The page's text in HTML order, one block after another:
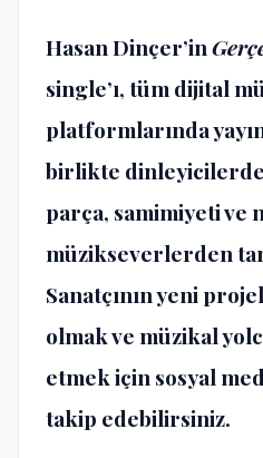
Hasan Dinçer’in
single’ı, tüm dijital
platformlarında
birlikte
parça, samimiyeti ve
müzikseverlerden
Sanatçının yeni
olmak ve müzikal
etmek için sosyal
takip edebilirsiniz.